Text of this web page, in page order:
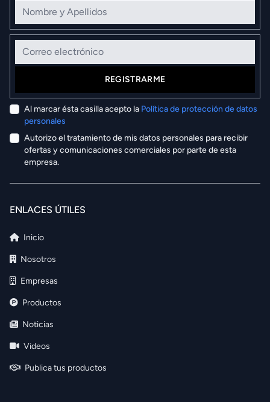
Correo electrónico
REGISTRARME
Al marcar ésta casilla acepto la Política de protección de datos
personales
Autorizo el tratamiento de mis datos personales para recibir
ofertas y comunicaciones comerciales por parte de esta
empresa.
ENLACES ÚTILES
Inicio
Nosotros
Empresas
Productos
Noticias
Videos
Publica tus productos